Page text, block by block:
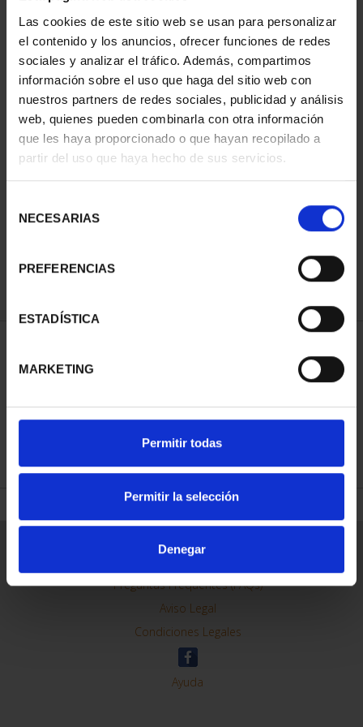
Las cookies de este sitio web se usan para personalizar
el contenido y los anuncios, ofrecer funciones de redes
sociales y analizar el tráfico. Además, compartimos
información sobre el uso que haga del sitio web con
nuestros partners de redes sociales, publicidad y análisis
web, quienes pueden combinarla con otra información
que les haya proporcionado o que hayan recopilado a
partir del uso que haya hecho de sus servicios.
NECESARIAS
PREFERENCIAS
ESTADÍSTICA
MARKETING
Permitir todas
Permitir la selección
Denegar
CIUDADES PATRIMONIO
DE LA HUMANIDAD
1.095,00 €
REFINAR
Información General
Contacto
Preguntas Frequentes (FAQs)
Aviso Legal
Condiciones Legales
Ayuda